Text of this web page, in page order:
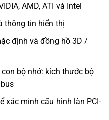
AMD, ATI và Intel
thông tin hiển thị
định và đồng hồ 3D /
bộ nhớ: kích thước bộ
xác minh cấu hình làn PCI-